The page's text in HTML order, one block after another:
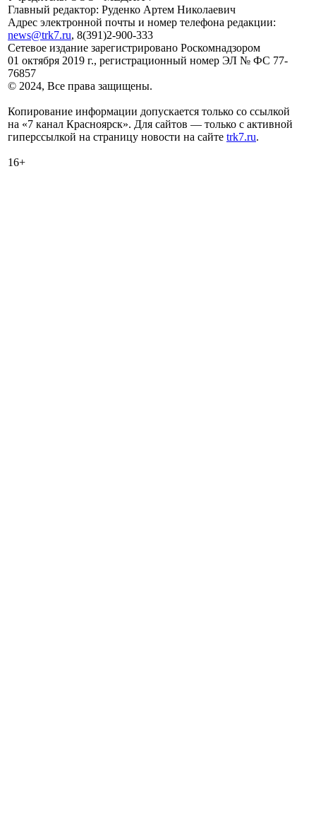
Главный редактор: Руденко Артем Николаевич
Адрес электронной почты и номер телефона редакции:
news@trk7.ru, 8(391)2-900-333
Сетевое издание зарегистрировано Роскомнадзором
01 октября 2019 г., регистрационный номер ЭЛ № ФС 77-
76857
© 2024, Все права защищены.
Копирование информации допускается только со ссылкой
на «7 канал Красноярск». Для сайтов — только с активной
гиперссылкой на страницу новости на сайте trk7.ru.
16+